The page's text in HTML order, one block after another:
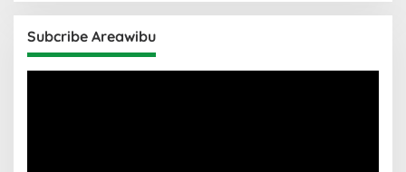
Subcribe Areawibu